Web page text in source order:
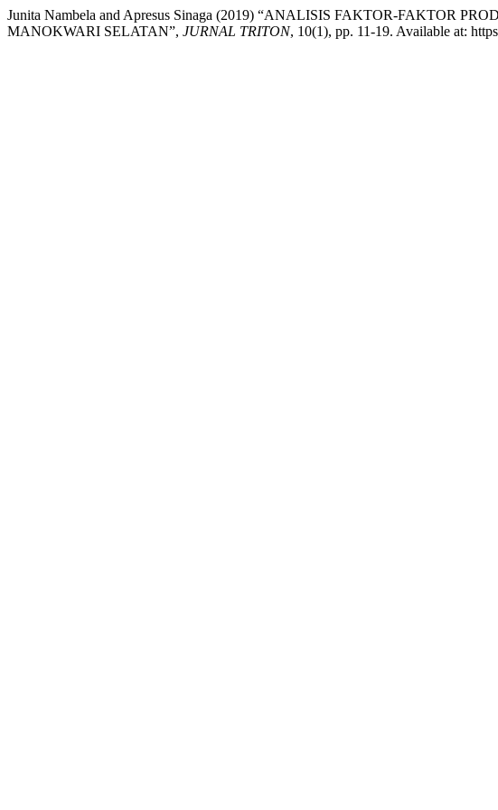
Junita Nambela and Apresus Sinaga (2019) “ANALISIS FAKTOR-FAKTOR
MANOKWARI SELATAN”, JURNAL TRITON, 10(1), pp. 11-19. Available at: